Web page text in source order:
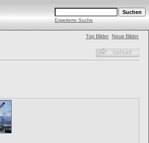
Erweiterte Suche
Top Bilder Neue Bilder